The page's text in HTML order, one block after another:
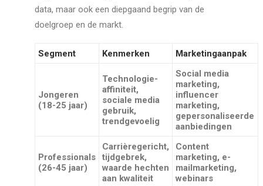
data, maar ook een diepgaand begrip van de
doelgroep en de markt.
Segment Kenmerken Marketingaanpak
Jongeren
(18-25 jaar)
Technologie-
affiniteit,
sociale media
gebruik,
trendgevoelig
Social media
marketing,
influencer
marketing,
gepersonaliseerde
aanbiedingen
Professionals
(26-45 jaar)
Carrièregericht,
tijdgebrek,
waarde hechten
aan kwaliteit
Content
marketing, e-
mailmarketing,
webinars